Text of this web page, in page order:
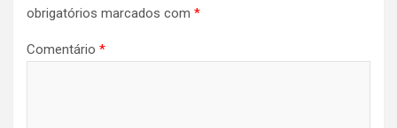
obrigatórios marcados com *
Comentário *